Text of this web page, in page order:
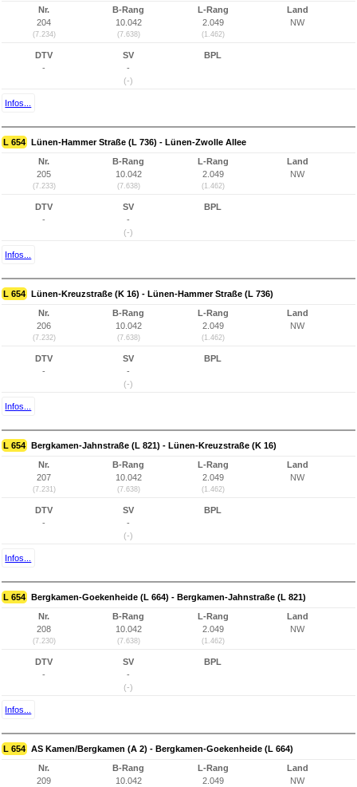
Nr.
204
(7.234)
B-Rang
10.042
(7.638)
L-Rang
2.049
(1.462)
Land
NW
DTV
-
SV
-
(-)
BPL
Infos...
L 654 Lünen-Hammer Straße (L 736) - Lünen-Zwolle Allee
Nr.
205
(7.233)
B-Rang
10.042
(7.638)
L-Rang
2.049
(1.462)
Land
NW
DTV
-
SV
-
(-)
BPL
Infos...
L 654 Lünen-Kreuzstraße (K 16) - Lünen-Hammer Straße (L 736)
Nr.
206
(7.232)
B-Rang
10.042
(7.638)
L-Rang
2.049
(1.462)
Land
NW
DTV
-
SV
-
(-)
BPL
Infos...
L 654 Bergkamen-Jahnstraße (L 821) - Lünen-Kreuzstraße (K 16)
Nr.
207
(7.231)
B-Rang
10.042
(7.638)
L-Rang
2.049
(1.462)
Land
NW
DTV
-
SV
-
(-)
BPL
Infos...
L 654 Bergkamen-Goekenheide (L 664) - Bergkamen-Jahnstraße (L 821)
Nr.
208
(7.230)
B-Rang
10.042
(7.638)
L-Rang
2.049
(1.462)
Land
NW
DTV
-
SV
-
(-)
BPL
Infos...
L 654 AS Kamen/Bergkamen (A 2) - Bergkamen-Goekenheide (L 664)
Nr.
209
B-Rang
10.042
L-Rang
2.049
Land
NW